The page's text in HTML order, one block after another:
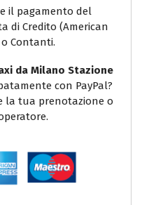
il pagamento del
di Credito (American
o Contanti.
da Milano Stazione
con PayPal?
la tua prenotazione o